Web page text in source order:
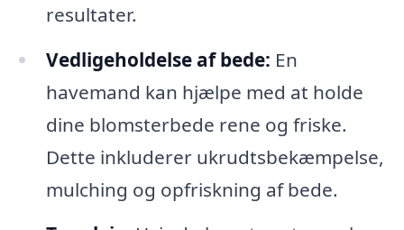
resultater.
Vedligeholdelse af bede: En
havemand kan hjælpe med at holde
dine blomsterbede rene og friske.
Dette inkluderer ukrudtsbekæmpelse,
mulching og opfriskning af bede.